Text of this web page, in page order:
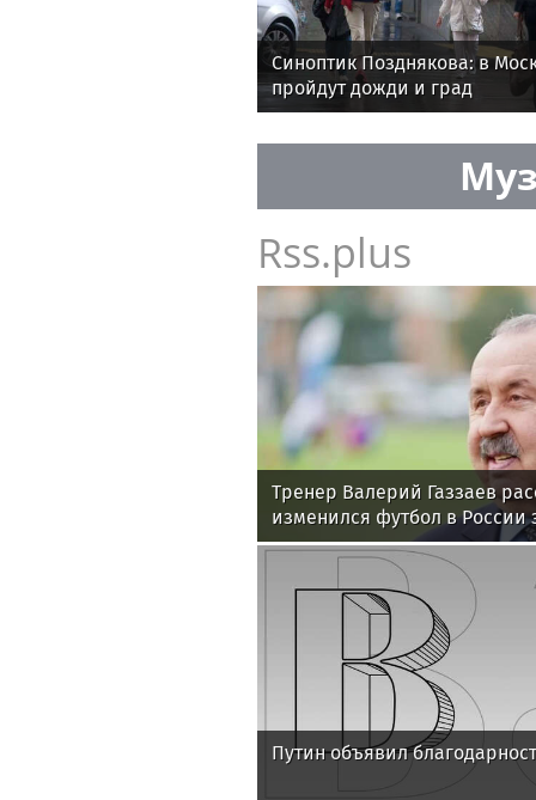
Синоптик Позднякова: в
пройдут дожди и град
Rss.plus
Тренер Валерий Газзаев
изменился футбол в России
Путин объявил